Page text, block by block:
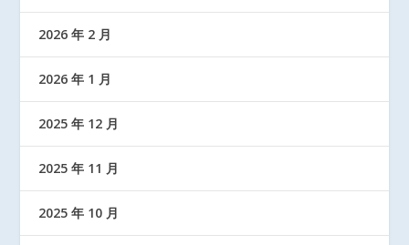
2026 年 2 月
2026 年 1 月
2025 年 12 月
2025 年 11 月
2025 年 10 月